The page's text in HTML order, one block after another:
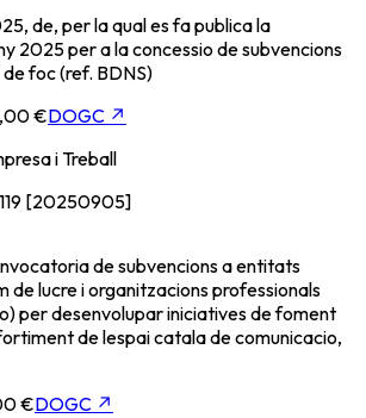
de, per la qual es fa publica la
2025 per a la concessio de subvencions
foc (ref. BDNS)
€DOGC ↗
i Treball
[20250905]
de subvencions a entitats
de lucre i organitzacions professionals
per desenvolupar iniciatives de foment
de lespai catala de comunicacio,
€DOGC ↗